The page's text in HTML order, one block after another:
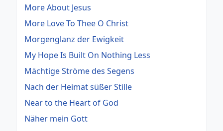
More About Jesus
More Love To Thee O Christ
Morgenglanz der Ewigkeit
My Hope Is Built On Nothing Less
Mächtige Ströme des Segens
Nach der Heimat süßer Stille
Near to the Heart of God
Näher mein Gott